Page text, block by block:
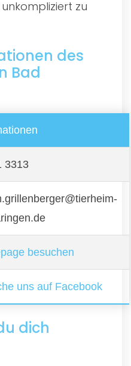
zu
des
Bad
3313
besuchen
uns auf Facebook
dich